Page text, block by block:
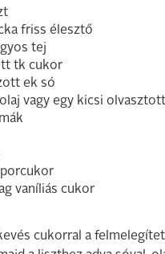
friss élesztő
tej
tk cukor
ek só
vagy egy kicsi
vaníliás cukor
cukorral a